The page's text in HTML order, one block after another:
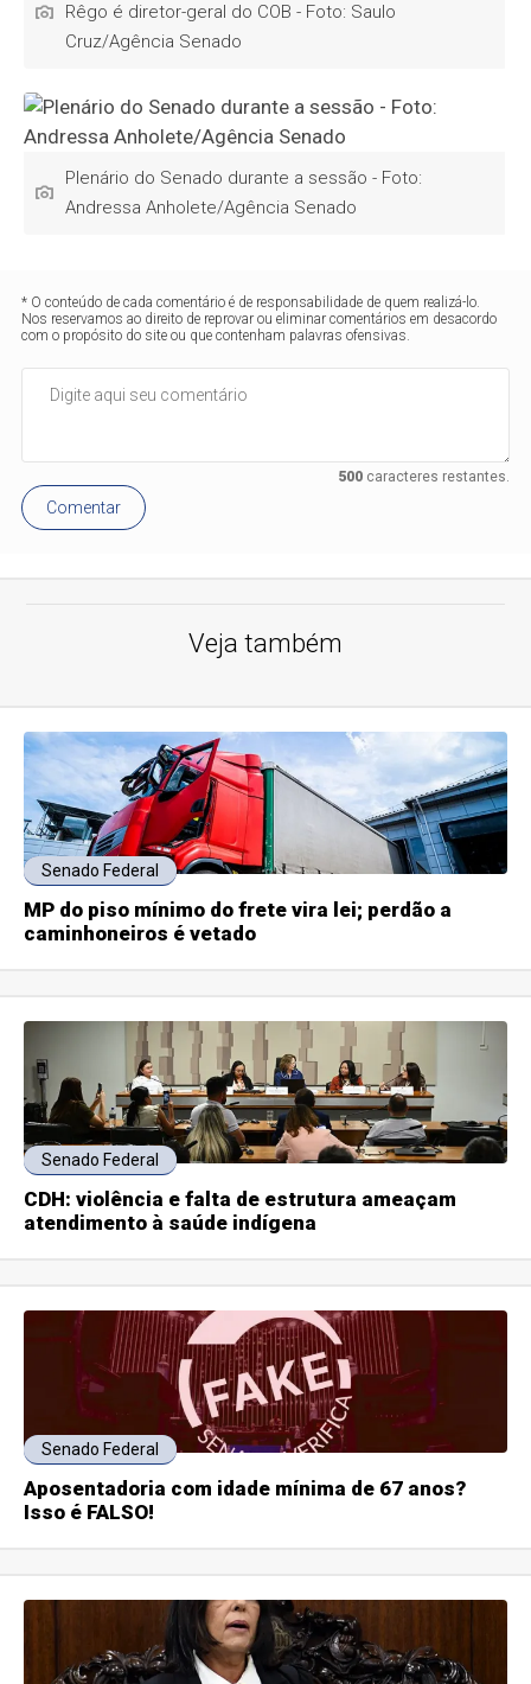
Rêgo é diretor-geral do COB - Foto: Saulo
Cruz/Agência Senado
Plenário do Senado durante a sessão - Foto:
Andressa Anholete/Agência Senado
* O conteúdo de cada comentário é de responsabilidade de quem realizá-lo.
Nos reservamos ao direito de reprovar ou eliminar comentários em desacordo
com o propósito do site ou que contenham palavras ofensivas.
500caracteres restantes.
Comentar
Veja também
Senado Federal
MP do piso mínimo do frete vira lei; perdão a
caminhoneiros é vetado
Senado Federal
CDH: violência e falta de estrutura ameaçam
atendimento à saúde indígena
Senado Federal
Aposentadoria com idade mínima de 67 anos?
Isso é FALSO!